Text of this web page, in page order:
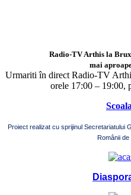
Radio-TV Arthis la
mai
Urmariti în direct Radio-TV
orele 17:00 – 19:00,
Proiect realizat cu sprijinul Secretariatului
Românii de